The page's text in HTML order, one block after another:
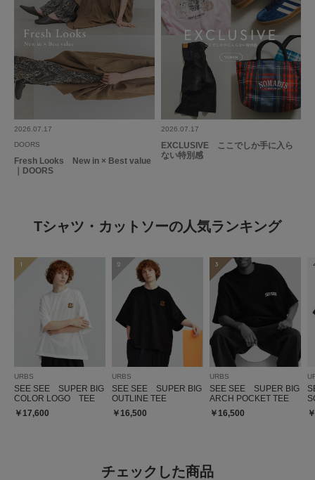
2026.07.17
DOORS
Fresh Looks New in × Best value
｜DOORS
2026.07.17
EXCLUSIVE ここでしか手に入ら
ない特別感
Tシャツ・カットソーの人気ランキング
1
URBS
SEE SEE SUPER BIG
COLOR LOGO TEE
￥17,600
2
URBS
SEE SEE SUPER BIG
OUTLINE TEE
￥16,500
3
URBS
SEE SEE SUPER BIG
ARCH POCKET TEE
￥16,500
チェックした商品